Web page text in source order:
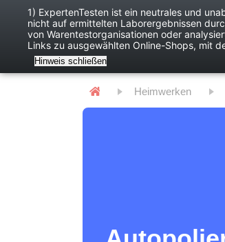
Heimwerken
1) ExpertenTesten ist ein neutrales und
nicht auf ermittelten Laborergebnissen
von Warentestorganisationen oder
Links zu ausgewählten Online-Shops, mit
Hinweis schließen